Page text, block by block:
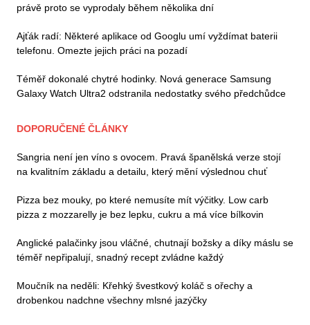
právě proto se vyprodaly během několika dní
Ajťák radí: Některé aplikace od Googlu umí vyždímat baterii
telefonu. Omezte jejich práci na pozadí
Téměř dokonalé chytré hodinky. Nová generace Samsung
Galaxy Watch Ultra2 odstranila nedostatky svého předchůdce
DOPORUČENÉ ČLÁNKY
Sangria není jen víno s ovocem. Pravá španělská verze stojí
na kvalitním základu a detailu, který mění výslednou chuť
Pizza bez mouky, po které nemusíte mít výčitky. Low carb
pizza z mozzarelly je bez lepku, cukru a má více bílkovin
Anglické palačinky jsou vláčné, chutnají božsky a díky máslu se
téměř nepřipalují, snadný recept zvládne každý
Moučník na neděli: Křehký švestkový koláč s ořechy a
drobenkou nadchne všechny mlsné jazýčky